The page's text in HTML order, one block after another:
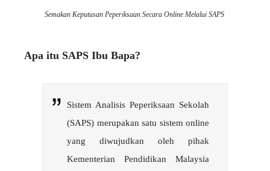
Semakan Keputusan Peperiksaan Secara Online Melalui SAPS
Apa itu SAPS Ibu Bapa?
Sistem Analisis Peperiksaan Sekolah
(SAPS) merupakan satu sistem online
yang diwujudkan oleh pihak
Kementerian Pendidikan Malaysia